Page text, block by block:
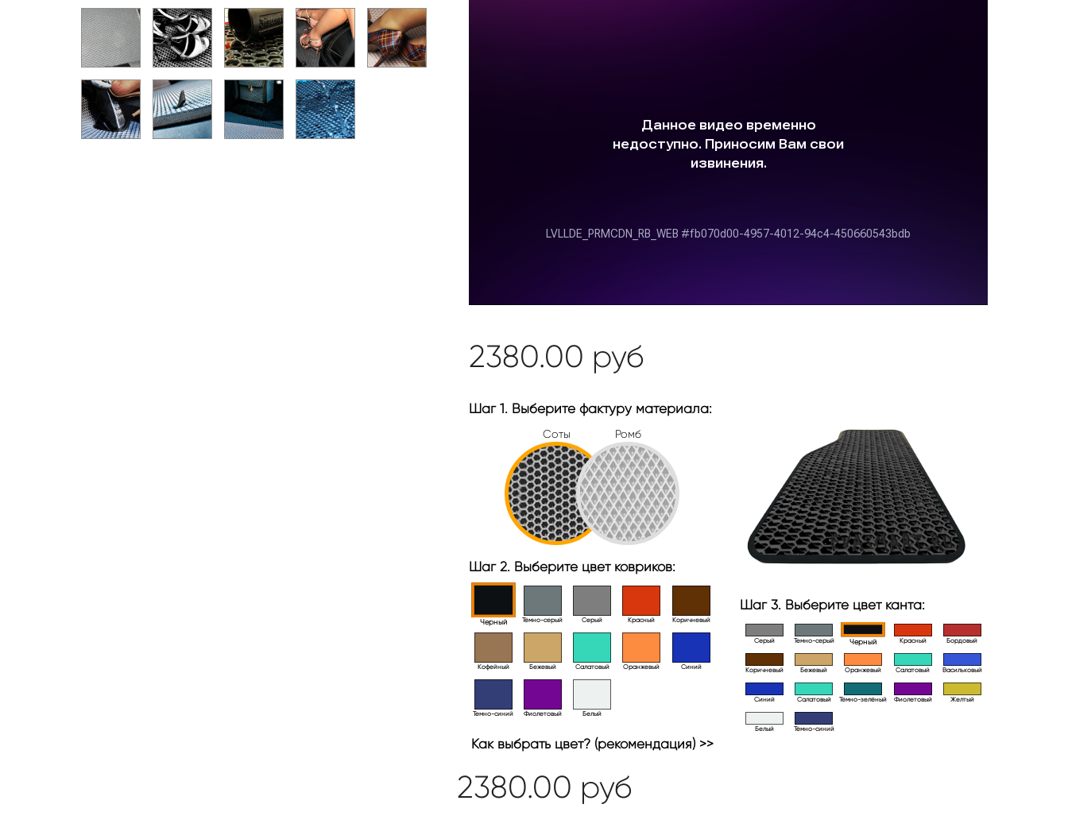
2380.00 руб
Шаг 1. Выберите фактуру материала:
Соты Ромб
Шаг 2. Выберите цвет ковриков:
Черный Тёмно-серый Серый Красный Коричневый
Кофейный Бежевый Салатовый Оранжевый Синий
Темно-синий Фиолетовый Белый
Как выбрать цвет? (рекомендация) >>
Шаг 3. Выберите цвет канта:
Серый Темно-серый Черный Красный Бордовый
Коричневый Бежевый Оранжевый Салатовый Васильковый
Синий Салатовый Тёмно-зелёный Фиолетовый Желтый
Белый Тёмно-синий
2380.00 руб